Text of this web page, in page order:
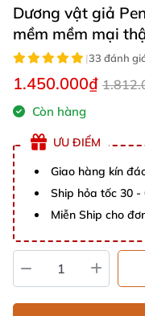
Dương vật giả
mềm mềm mại
|33 đánh
1.450.000₫
Còn hàng
ƯU ĐIỂM
Giao hàng kín
Ship hỏa tốc 30 -
Miễn Ship cho